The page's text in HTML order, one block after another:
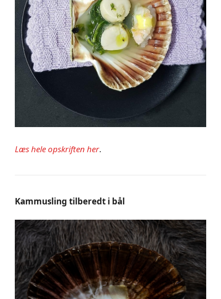
Læs hele opskriften her.
Kammusling tilberedt i bål